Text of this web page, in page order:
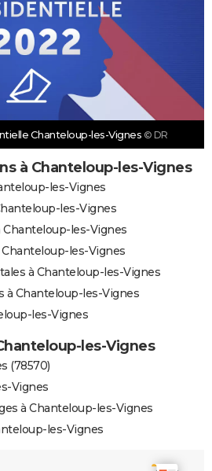
Chanteloup-les-Vignes © DR
à Chanteloup-les-Vignes
les-Vignes
les-Vignes
les-Vignes
les-Vignes
à Chanteloup-les-Vignes
à Chanteloup-les-Vignes
les-Vignes
les-Vignes
(78570)
Vignes
à Chanteloup-les-Vignes
les-Vignes